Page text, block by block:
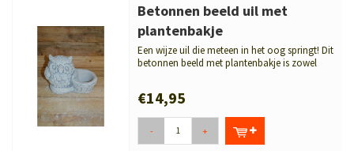
Betonnen beeld uil met
plantenbakje
Een wijze uil die meteen in het oog springt! Dit
betonnen beeld met plantenbakje is zowel
€14,95
- +